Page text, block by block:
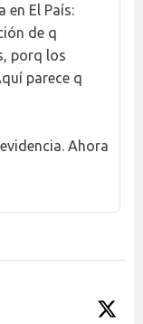
en El País:
de q
porq los
parece q
Ahora